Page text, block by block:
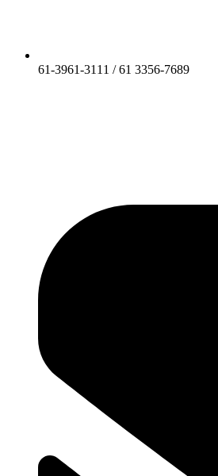
61-3961-3111 / 61 3356-7689